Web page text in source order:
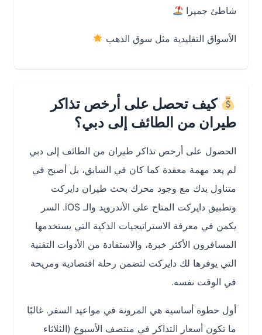
شاطئ جميرا
الأسواق التقليدية مثل سوق الذهب
كيف تحصل على أرخص تذاكر
طيران من الطائف إلى دبي؟
الحصول على أرخص تذاكر طيران من الطائف إلى دبي
لم يعد مهمة معقدة كما كان في السابق، بل أصبح في
متناول يدك مع وجود محرك بحث طيران دايركت
وتطبيق دايركت المتاح على الأندرويد والـ iOS. السر
يكمن في معرفة الاستراتيجيات الذكية التي يستخدمها
المسافرون الأكثر خبرة، والاستفادة من الأدوات التقنية
التي يوفرها لك دايركت لتضمن رحلة اقتصادية ومريحة
في الوقت نفسه.
أول خطوة أساسية هي المرونة في مواعيد السفر. غالبًا
ما تكون أسعار التذاكر في منتصف الأسبوع (الثلاثاء